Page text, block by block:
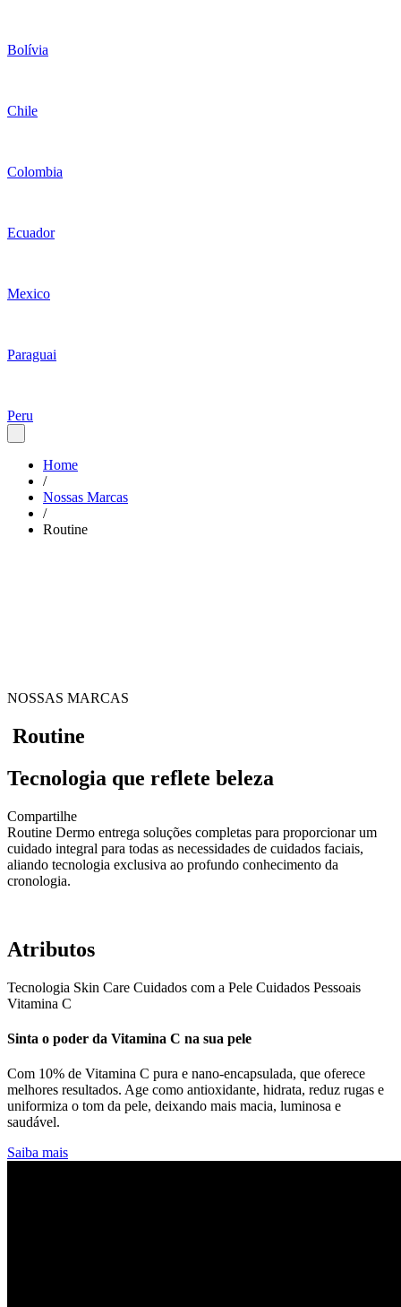
Bolívia
Chile
Colombia
Ecuador
Mexico
Paraguai
Peru
Home
/
Nossas Marcas
/
Routine
NOSSAS MARCAS
Routine
Tecnologia que reflete beleza
Compartilhe
Routine Dermo entrega soluções completas para proporcionar um
cuidado integral para todas as necessidades de cuidados faciais,
aliando tecnologia exclusiva ao profundo conhecimento da
cronologia.
Atributos
Tecnologia Skin Care Cuidados com a Pele Cuidados Pessoais
Vitamina C
Sinta o poder da Vitamina C na sua pele
Com 10% de Vitamina C pura e nano-encapsulada, que oferece
melhores resultados. Age como antioxidante, hidrata, reduz rugas e
uniformiza o tom da pele, deixando mais macia, luminosa e
saudável.
Saiba mais